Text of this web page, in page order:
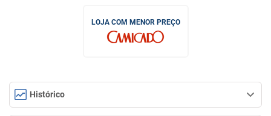
LOJA COM MENOR PREÇO
Histórico